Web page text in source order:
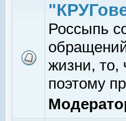
Россыпь
жизни, то,
поэтому